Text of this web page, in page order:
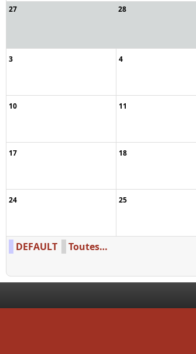
27
28
3 4
10 11
17 18
24 25
DEFAULT Toutes…